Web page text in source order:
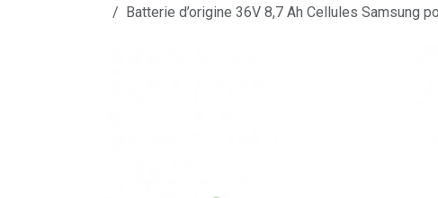
Batterie d’origine 36V 8,7 Ah Cellules Samsung